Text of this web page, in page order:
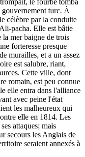
turc. À
célèbre par la conduite
pacha. Elle est bâtie
la mer baigne de trois
forteresse presque
murailles, et a un assez
est salubre, riant,
Cette ville, dont
romain, est peu connue
elle entra dans l'alliance
avec peine l'état
les malheureux qui
elle en 1814. Les
attaques; mais
secours les Anglais de
seraient annexés à